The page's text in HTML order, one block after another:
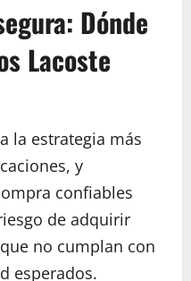
Dónde
Lacoste
la estrategia más
y
confiables
de adquirir
no cumplan con
esperados.